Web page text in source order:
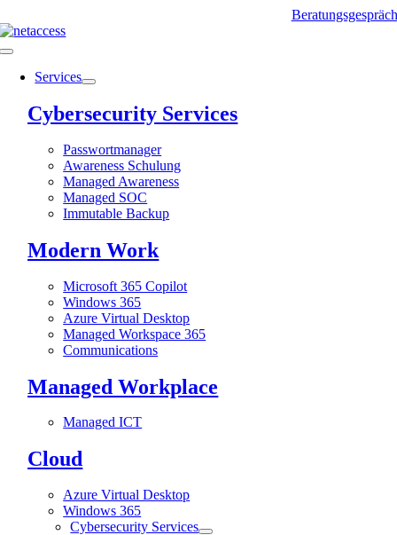
Inhalt
springen
Beratungsgespräch
Toggle
NavigationServices
Cybersecurity Services
Passwortmanager
Awareness Schulung
Managed Awareness
Managed SOC
Immutable Backup
Modern Work
Microsoft 365 Copilot
Windows 365
Azure Virtual Desktop
Managed Workspace 365
Communications
Managed Workplace
Managed ICT
Cloud
Azure Virtual Desktop
Windows 365
Cybersecurity Services